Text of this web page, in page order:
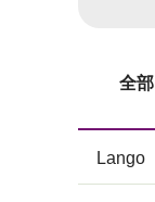
全部
Lango